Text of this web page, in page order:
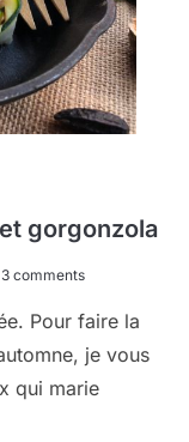
gorgonzola
3 comments
Pour faire la
je vous
qui marie